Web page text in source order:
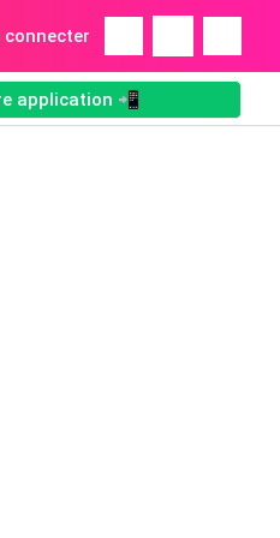
connecter
application 📲